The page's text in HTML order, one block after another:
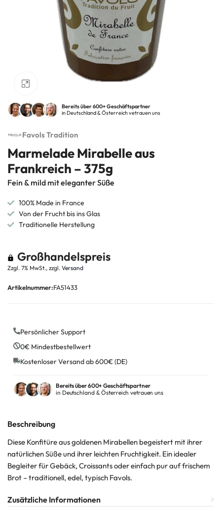
Klick zum Vergrößern
Bereits über 600+ Geschäftspartner
in Deutschland & Österreich vetrauen uns
Favols Tradition
Marmelade Mirabelle aus
Frankreich – 375g
Fein & mild mit eleganter Süße
100% Made in France
Von der Frucht bis ins Glas
Traditionelle Herstellung
Großhandelspreis
Zzgl. 7% MwSt., zzgl. Versand
Artikelnummer:FA51433
Persönlicher Support
0€ Mindestbestellwert
Kostenloser Versand ab 600€ (DE)
Bereits über 600+ Geschäftspartner
in Deutschland & Österreich vetrauen uns
Beschreibung
Diese Konfitüre aus goldenen Mirabellen begeistert mit ihrer
natürlichen Süße und ihrer leichten Fruchtigkeit. Ein idealer
Begleiter für Gebäck, Croissants oder einfach pur auf frischem
Brot – traditionell, edel, typisch Favols.
Zusätzliche Informationen